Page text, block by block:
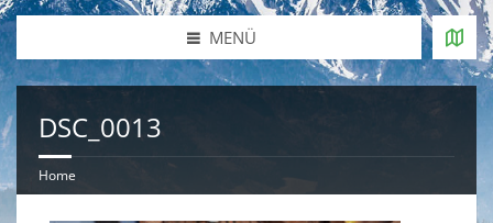
MENÜ
DSC_0013
Home